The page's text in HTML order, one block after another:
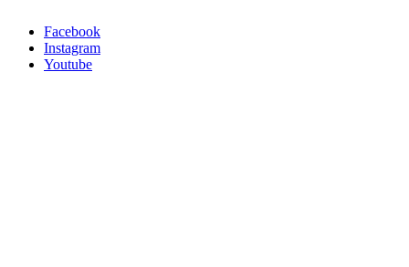
Facebook
Instagram
Youtube